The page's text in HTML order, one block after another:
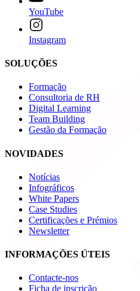
YouTube
Instagram
SOLUÇÕES
Formação
Consultoria de RH
Digital Learning
Team Building
Gestão da Formação
NOVIDADES
Notícias
Infográficos
White Papers
Case Studies
Certificações e Prémios
Newsletter
INFORMAÇÕES ÚTEIS
Contacte-nos
Ficha de inscrição